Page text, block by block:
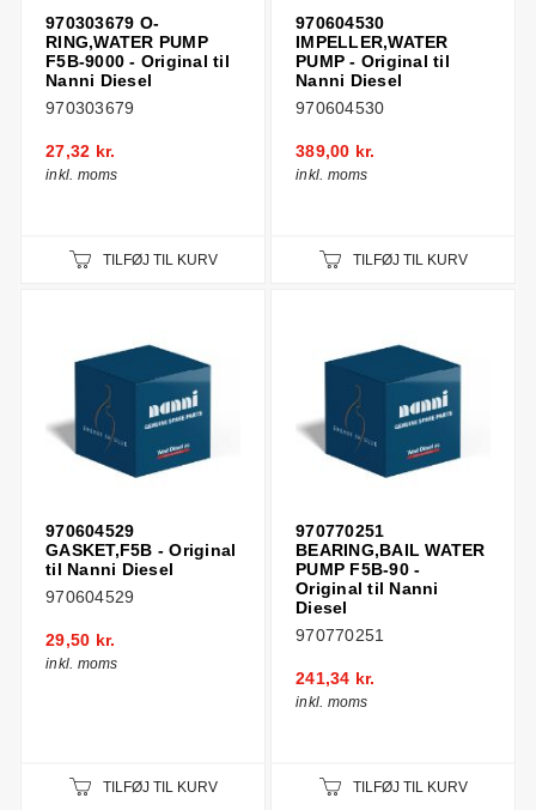
970303679 O-
RING,WATER PUMP
F5B-9000 - Original til
Nanni Diesel
970303679
27,32 kr.
inkl. moms
TILFØJ TIL KURV
970604530
IMPELLER,WATER
PUMP - Original til
Nanni Diesel
970604530
389,00 kr.
inkl. moms
TILFØJ TIL KURV
970604529
GASKET,F5B - Original
til Nanni Diesel
970604529
29,50 kr.
inkl. moms
TILFØJ TIL KURV
970770251
BEARING,BAIL WATER
PUMP F5B-90 -
Original til Nanni
Diesel
970770251
241,34 kr.
inkl. moms
TILFØJ TIL KURV